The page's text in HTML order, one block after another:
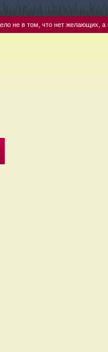
в том, что нет желающих, а в